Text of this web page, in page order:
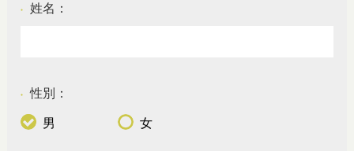
● 姓名：
● 性別：
男 女